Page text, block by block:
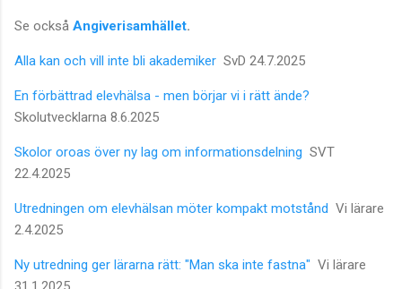
Se också Angiverisamhället.
Alla kan och vill inte bli akademiker SvD 24.7.2025
En förbättrad elevhälsa - men börjar vi i rätt ände?
Skolutvecklarna 8.6.2025
Skolor oroas över ny lag om informationsdelning SVT
22.4.2025
Utredningen om elevhälsan möter kompakt motstånd Vi lärare
2.4.2025
Ny utredning ger lärarna rätt: "Man ska inte fastna" Vi lärare